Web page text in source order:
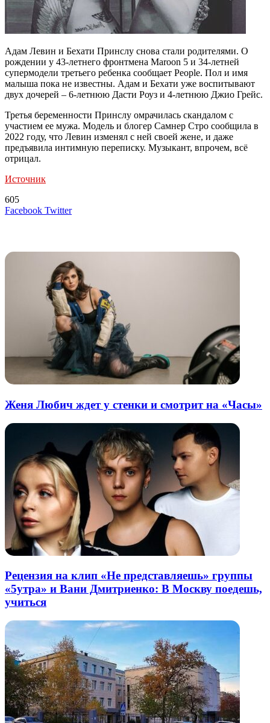
Адам Левин и Бехати Принслу снова стали родителями. О
рождении у 43-летнего фронтмена Maroon 5 и 34-летней
супермодели третьего ребенка сообщает People. Пол и имя
малыша пока не известны. Адам и Бехати уже воспитывают
двух дочерей – 6-летнюю Дасти Роуз и 4-летнюю Джио Грейс.
Третья беременности Принслу омрачилась скандалом с
участием ее мужа. Модель и блогер Самнер Стро сообщила в
2022 году, что Левин изменял с ней своей жене, и даже
предъявила интимную переписку. Музыкант, впрочем, всё
отрицал.
Источник
605
Facebook TwitterLinkedIn
Tumblr
Reddit
Вконтакте
Одноклассники
Skype
Messenger
Messenger
WhatsApp
Telegram
Viber
Line
Поделиться
Печатать
Женя Любич ждет у стенки и смотрит на «Часы»
Рецензия на клип «Не представляешь» группы
«5утра» и Вани Дмитриенко: В Москву поедешь,
учиться